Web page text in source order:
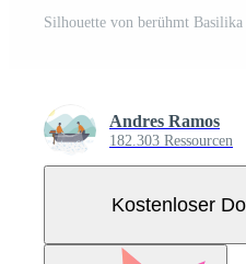
Andres Ramos
182.303 Ressourcen
Kostenloser